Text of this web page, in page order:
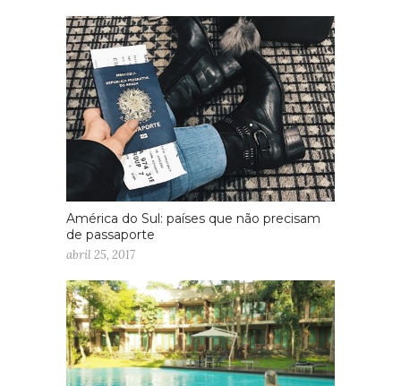
América do Sul: países que não precisam
de passaporte
abril 25, 2017